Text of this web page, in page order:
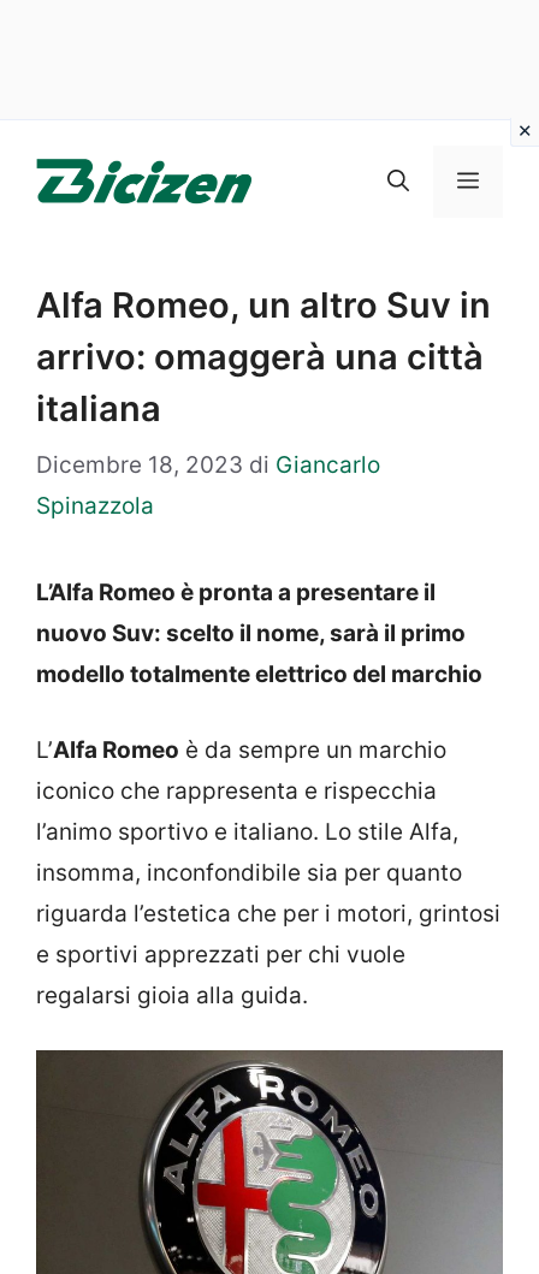
Menu
Alfa Romeo, un altro Suv in
arrivo: omaggerà una città
italiana
Dicembre 18, 2023 di Giancarlo
Spinazzola
L’Alfa Romeo è pronta a presentare il
nuovo Suv: scelto il nome, sarà il primo
modello totalmente elettrico del marchio
L’Alfa Romeo è da sempre un marchio
iconico che rappresenta e rispecchia
l’animo sportivo e italiano. Lo stile Alfa,
insomma, inconfondibile sia per quanto
riguarda l’estetica che per i motori, grintosi
e sportivi apprezzati per chi vuole
regalarsi gioia alla guida.